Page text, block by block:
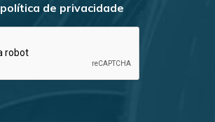
política de privacidade